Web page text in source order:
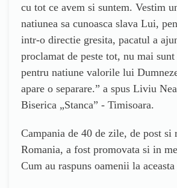
cu tot ce avem si suntem. Vestim
natiunea sa cunoasca slava Lui,
intr-o directie gresita, pacatul a
proclamat de peste tot, nu mai sunt
pentru natiune valorile lui
apare o separare.” a spus Liviu
Biserica „Stanca” - Timisoara.
Campania de 40 de zile, de post si
Romania, a fost promovata si in
Cum au raspuns oamenii la